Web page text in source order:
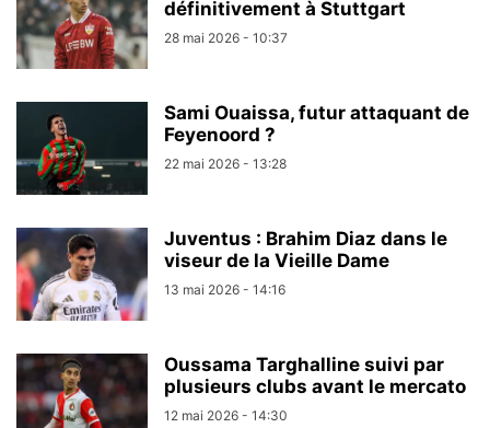
définitivement à Stuttgart
28 mai 2026 - 10:37
Sami Ouaissa, futur attaquant de
Feyenoord ?
22 mai 2026 - 13:28
Juventus : Brahim Diaz dans le
viseur de la Vieille Dame
13 mai 2026 - 14:16
Oussama Targhalline suivi par
plusieurs clubs avant le mercato
12 mai 2026 - 14:30